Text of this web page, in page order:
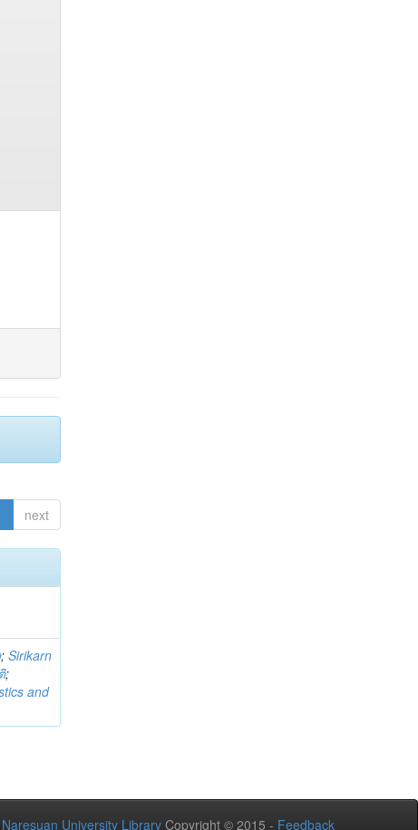
next
;Sirikarn
;
and
Naresuan University Library Copyright © 2015 - Feedback